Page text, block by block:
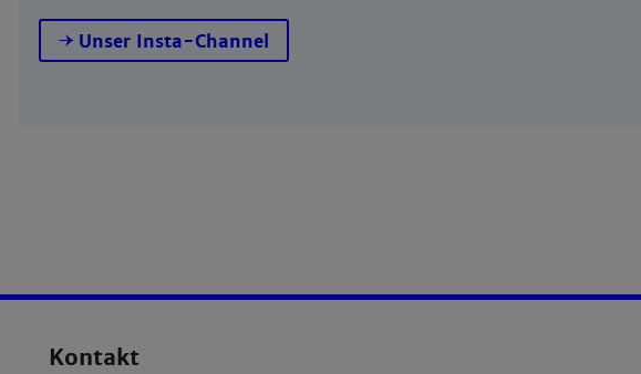
Unser Insta-Channel
Kontakt